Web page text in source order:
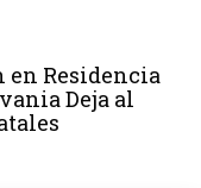
en Residencia
Deja al